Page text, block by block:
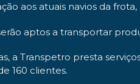
aos atuais navios da
aptos a transportar
a Transpetro presta
160 clientes.